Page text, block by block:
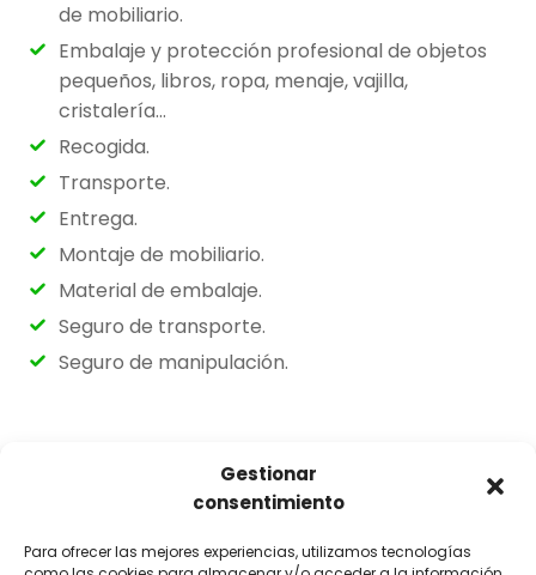
Gestionar
consentimiento
Para ofrecer las mejores experiencias, utilizamos tecnologías
de mobiliario.
Embalaje y protección profesional de objetos
pequeños, libros, ropa, menaje, vajilla,
cristalería…
Recogida.
Transporte.
Entrega.
Montaje de mobiliario.
Material de embalaje.
Seguro de transporte.
Seguro de manipulación.